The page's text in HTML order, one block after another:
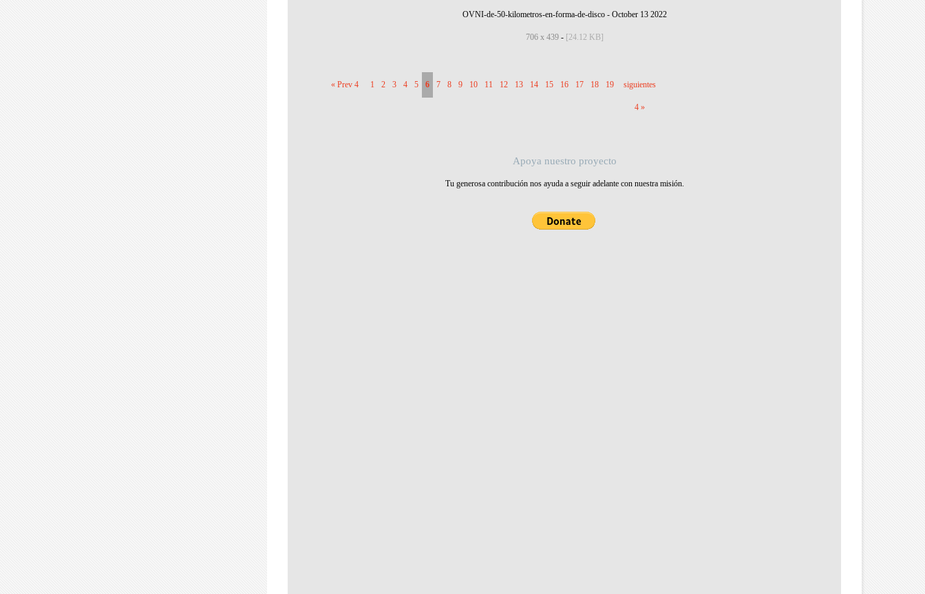
OVNI-de-50-kilometros-en-forma-de-disco- October 13 2022
706 x 439- [24.12 KB]
« Prev 4 1 2 3 4 5 6 7 8 9 10 11 12 13 14 15 16 17 18 19 siguientes
4 »
Apoya nuestro proyecto
Tu generosa contribución nos ayuda a seguir adelante con nuestra misión.